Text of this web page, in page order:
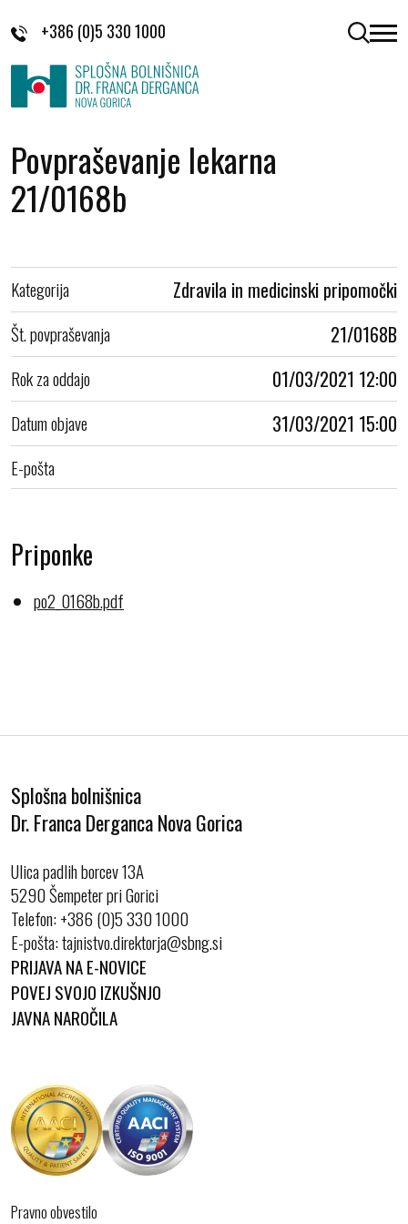
+386 (0)5 330 1000 odpri
Povpraševanje lekarna
21/0168b
Kategorija Zdravila in medicinski pripomočki
Št. povpraševanja 21/0168B
Rok za oddajo 01/03/2021 12:00
Datum objave 31/03/2021 15:00
E-pošta
Priponke
po2_0168b.pdf
Splošna bolnišnica
Dr. Franca Derganca Nova Gorica
Ulica padlih borcev 13A
5290 Šempeter pri Gorici
Telefon:+386 (0)5 330 1000
E-pošta:
PRIJAVA NA E-NOVICE
POVEJ SVOJO IZKUŠNJO
JAVNA NAROČILA
Pravno obvestilo